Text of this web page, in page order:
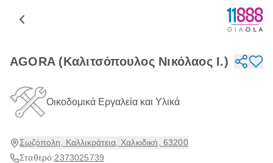
AGORA (Καλιτσόπουλος Νικόλαος Ι.)
Οικοδομικά Εργαλεία και Υλικά
Σωζόπολη, Καλλικράτεια, Χαλκιδική, 63200
Σταθερό:2373025739